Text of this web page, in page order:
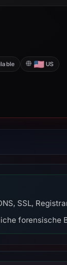
US
SSL,
forensische